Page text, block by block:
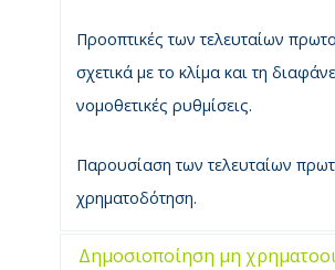
Προοπτικές των τελευταίων
σχετικά με το κλίμα και τη
νομοθετικές ρυθμίσεις.
Παρουσίαση των τελευταίων
χρηματοδότηση.
Δημοσιοποίηση μη